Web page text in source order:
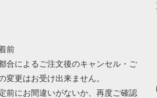
前
合によるご注文後のキャンセル・ご
変更はお受け出来ません。
前にお間違いがないか、再度ご確認